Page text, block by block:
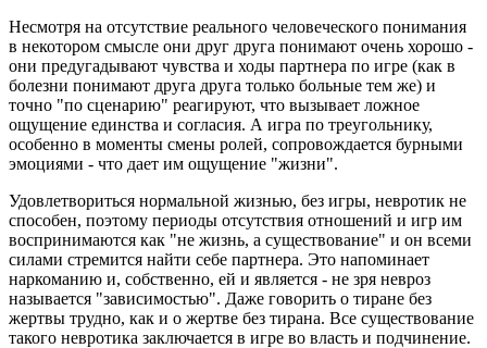
Несмотря на отсутствие реального человеческого понимания
в некотором смысле они друг друга понимают очень хорошо -
они предугадывают чувства и ходы партнера по игре (как в
болезни понимают друга друга только больные тем же) и
точно "по сценарию" реагируют, что вызывает ложное
ощущение единства и согласия. А игра по треугольнику,
особенно в моменты смены ролей, сопровождается бурными
эмоциями - что дает им ощущение "жизни".
Удовлетвориться нормальной жизнью, без игры, невротик не
способен, поэтому периоды отсутствия отношений и игр им
воспринимаются как "не жизнь, а существование" и он всеми
силами стремится найти себе партнера. Это напоминает
наркоманию и, собственно, ей и является - не зря невроз
называется "зависимостью". Даже говорить о тиране без
жертвы трудно, как и о жертве без тирана. Все существование
такого невротика заключается в игре во власть и подчинение.